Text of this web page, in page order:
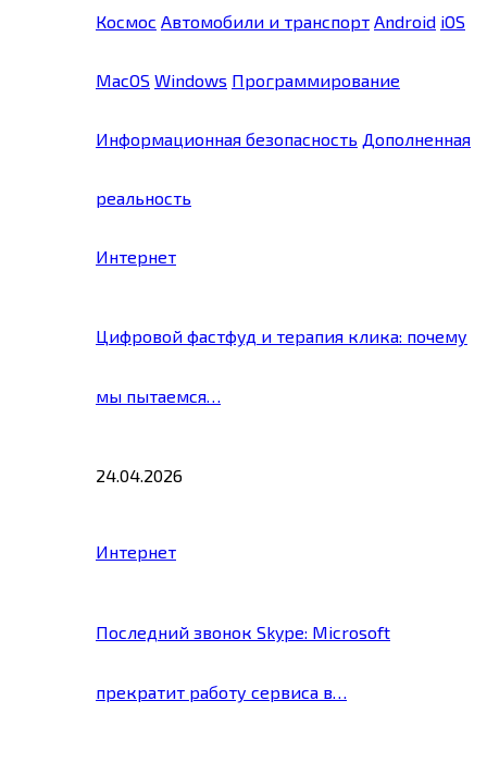
Космос Автомобили и транспорт Android iOS
MacOS Windows Программирование
Информационная безопасность Дополненная
реальность
Интернет
Цифровой фастфуд и терапия клика: почему
мы пытаемся…
24.04.2026
Интернет
Последний звонок Skype: Microsoft
прекратит работу сервиса в…